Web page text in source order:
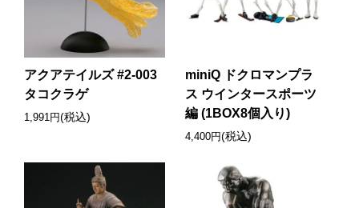
アクアテイルズ #2-003
タコクラゲ
1,991円(税込)
miniQ ドクロマンプラ
ス ウインタースポーツ
編 (1BOX8個入り)
4,400円(税込)